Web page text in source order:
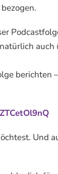
auch
berichten
Und